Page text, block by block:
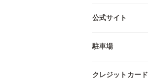
公式サイト
駐車場
クレジットカード